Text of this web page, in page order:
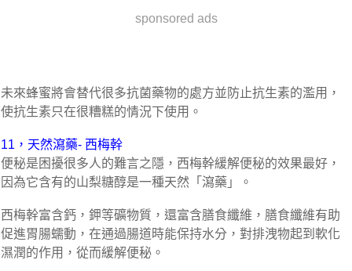
sponsored ads
未來蜂蜜將會替代很多抗菌藥物的處方並防止抗生素的濫用，
使抗生素只在很糟糕的情況下使用。
11，天然瀉藥- 西梅幹
便秘是困擾很多人的難言之隱，西梅幹緩解便秘的效果最好，
因為它含有的山梨糖醇是一種天然「瀉藥」。
西梅幹富含鈣，鉀等礦物質，還富含膳食纖維，膳食纖維有助
促進胃腸蠕動，在通過腸道時能保持水分，對排洩物起到軟化
濕潤的作用，從而緩解便秘。